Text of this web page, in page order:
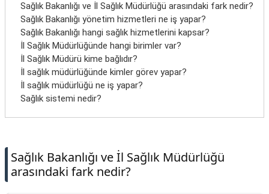
Sağlık Bakanlığı ve İl Sağlık Müdürlüğü arasındaki fark nedir?
Sağlık Bakanlığı yönetim hizmetleri ne iş yapar?
Sağlık Bakanlığı hangi sağlık hizmetlerini kapsar?
İl Sağlık Müdürlüğünde hangi birimler var?
İl Sağlık Müdürü kime bağlıdır?
İl sağlık müdürlüğünde kimler görev yapar?
İl sağlık müdürlüğü ne iş yapar?
Sağlık sistemi nedir?
Sağlık Bakanlığı ve İl Sağlık Müdürlüğü
arasındaki fark nedir?